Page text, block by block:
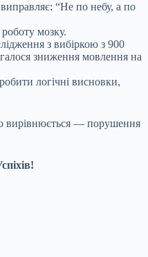
“Не по небу, а по
мозку.
з вибіркою з 900
зниження мовлення на
логічні висновки,
вирівнюється — порушення